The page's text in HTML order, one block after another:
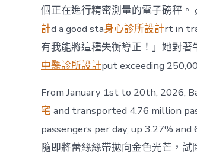
個正在進行精密測量的電子磅秤
計d a good sta身心診所設計rt in
有我能將這種失衡導正！」她對
中醫診所設計put exceeding
From January 1st to 20th, 2026,
宅 and transported 4.76 million
passengers per day, up 3.27% and
隨即將蕾絲絲帶拋向金色光芒，試